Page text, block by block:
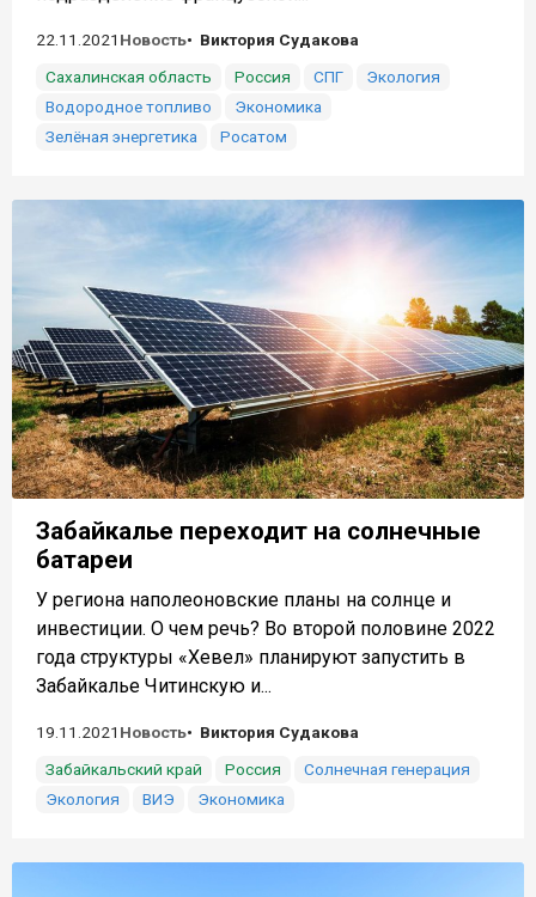
22.11.2021 Новость
Виктория Судакова
Сахалинская область
Россия СПГ
Экология
Водородное топливо
Экономика
Зелёная энергетика
Росатом
Забайкалье переходит на солнечные
батареи
У региона наполеоновские планы на солнце и
инвестиции. О чем речь? Во второй половине 2022
года структуры «Хевел» планируют запустить в
Забайкалье Читинскую и...
19.11.2021 Новость
Виктория Судакова
Забайкальский край
Россия
Солнечная генерация
Экология
ВИЭ Экономика